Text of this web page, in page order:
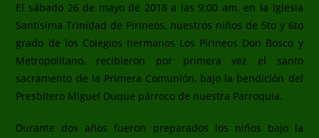
El sábado 26 de mayo de 2018 a las 9:00 am. en la Iglesia
Santísima Trinidad de Pirineos, nuestros niños de 5to y 6to
grado de los Colegios hermanos Los Pirineos Don Bosco y
Metropolitano, recibieron por primera vez el santo
sacramento de la Primera Comunión, bajo la bendición del
Presbítero Miguel Duque párroco de nuestra Parroquia.
Durante dos años fueron preparados los niños bajo la